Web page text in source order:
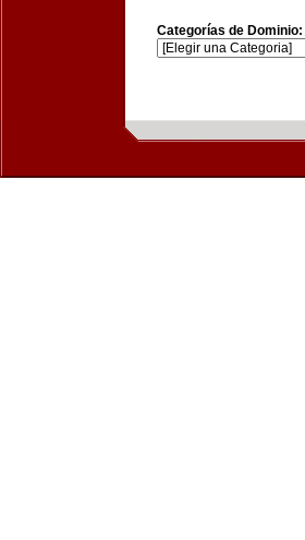
Categorías de Dominio: